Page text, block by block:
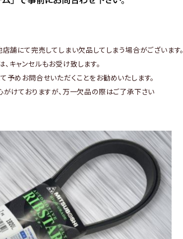
舗にて完売してしまい欠品してしまう場合がございます。
キャンセルもお受け致します。
めお問合せいただくことをお勧めいたします。
けておりますが、万一欠品の際はご了承下さい